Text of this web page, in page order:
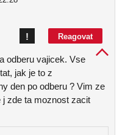
Reagovat
!
odberu vajicek. Vse
jak je to z
den po odberu ? Vim ze
j zde ta moznost zacit